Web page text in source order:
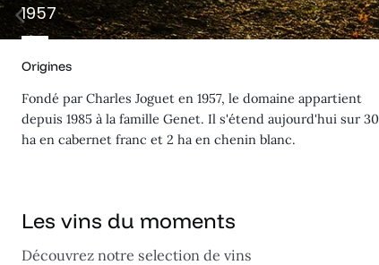
1957
Origines
Fondé par Charles Joguet en 1957, le domaine appartient
depuis 1985 à la famille Genet. Il s'étend aujourd'hui sur 30
ha en cabernet franc et 2 ha en chenin blanc.
Les vins du moments
Découvrez notre selection de vins